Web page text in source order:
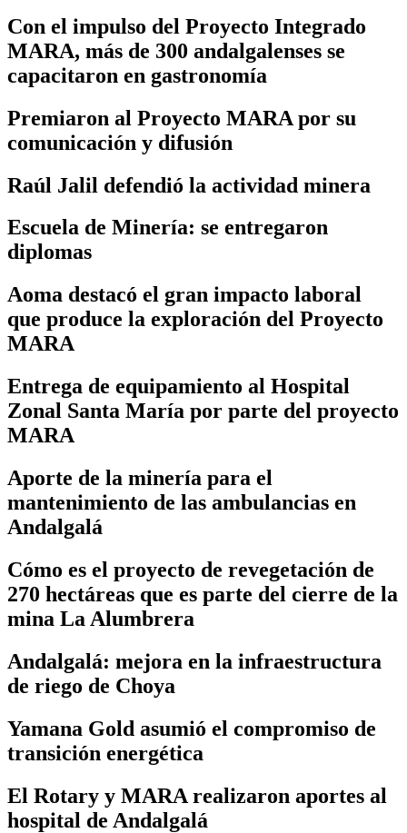
Con el impulso del Proyecto Integrado
MARA, más de 300 andalgalenses se
capacitaron en gastronomía
Premiaron al Proyecto MARA por su
comunicación y difusión
Raúl Jalil defendió la actividad minera
Escuela de Minería: se entregaron
diplomas
Aoma destacó el gran impacto laboral
que produce la exploración del Proyecto
MARA
Entrega de equipamiento al Hospital
Zonal Santa María por parte del proyecto
MARA
Aporte de la minería para el
mantenimiento de las ambulancias en
Andalgalá
Cómo es el proyecto de revegetación de
270 hectáreas que es parte del cierre de la
mina La Alumbrera
Andalgalá: mejora en la infraestructura
de riego de Choya
Yamana Gold asumió el compromiso de
transición energética
El Rotary y MARA realizaron aportes al
hospital de Andalgalá